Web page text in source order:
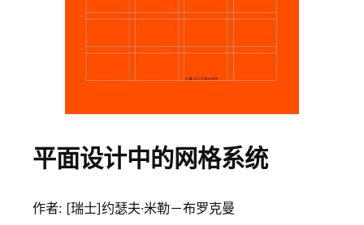
平面设计中的网格系统
作者: [瑞士]约瑟夫·米勒－布罗克曼